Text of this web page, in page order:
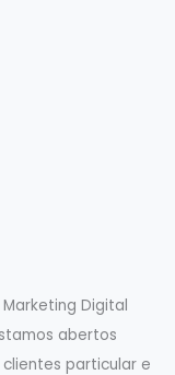
Digital
abertos
particular e